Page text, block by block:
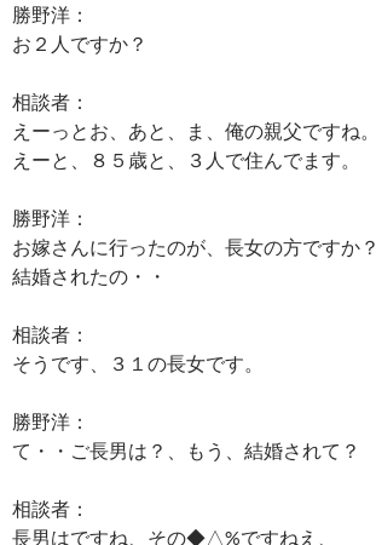
勝野洋：
お２人ですか？
相談者：
えーっとお、あと、ま、俺の親父ですね。
えーと、８５歳と、３人で住んでます。
勝野洋：
お嫁さんに行ったのが、長女の方ですか？
結婚されたの・・
相談者：
そうです、３１の長女です。
勝野洋：
て・・ご長男は？、もう、結婚されて？
相談者：
長男はですね、その◆△%ですねえ、